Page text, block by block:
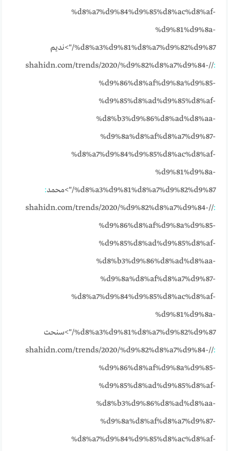
%d8%a7%d9%84%d9%85%d8%ac%d8%af-
%d9%81%d9%8a-
%d8%a3%d9%81%d8%a7%d9%82%d9%87/">نديم
:
//shahidn.com/trends/2020/%d9%82%d8%a7%d9%84-
%d9%86%d8%af%d9%8a%d9%85-
%d9%85%d8%ad%d9%85%d8%af-
%d8%b3%d9%86%d8%ad%d8%aa-
%d9%8a%d8%af%d8%a7%d9%87-
%d8%a7%d9%84%d9%85%d8%ac%d8%af-
%d9%81%d9%8a-
%d8%a3%d9%81%d8%a7%d9%82%d9%87/">محمد
:
:
//shahidn.com/trends/2020/%d9%82%d8%a7%d9%84-
%d9%86%d8%af%d9%8a%d9%85-
%d9%85%d8%ad%d9%85%d8%af-
%d8%b3%d9%86%d8%ad%d8%aa-
%d9%8a%d8%af%d8%a7%d9%87-
%d8%a7%d9%84%d9%85%d8%ac%d8%af-
%d9%81%d9%8a-
%d8%a3%d9%81%d8%a7%d9%82%d9%87/">سنحت
:
//shahidn.com/trends/2020/%d9%82%d8%a7%d9%84-
%d9%86%d8%af%d9%8a%d9%85-
%d9%85%d8%ad%d9%85%d8%af-
%d8%b3%d9%86%d8%ad%d8%aa-
%d9%8a%d8%af%d8%a7%d9%87-
%d8%a7%d9%84%d9%85%d8%ac%d8%af-